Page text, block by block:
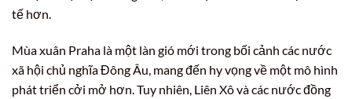
tế hơn.
Mùa xuân Praha là một làn gió mới trong bối cảnh các nước
xã hội chủ nghĩa Đông Âu, mang đến hy vọng về một mô hình
phát triển cởi mở hơn. Tuy nhiên, Liên Xô và các nước đồng